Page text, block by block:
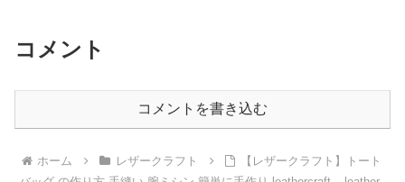
コメント
コメントを書き込む
ホーム レザークラフト
【レザークラフト】トート